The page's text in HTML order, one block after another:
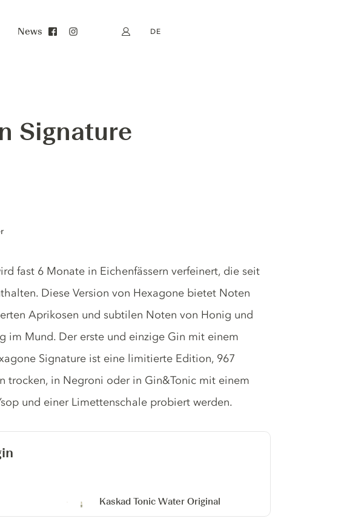
News Mein Konto
DE
Signature
fast 6 Monate in Eichenfässern verfeinert, die seit
Diese Version von Hexagone bietet Noten
Aprikosen und subtilen Noten von Honig und
im Mund. Der erste und einzige Gin mit einem
Signature ist eine limitierte Edition, 967
trocken, in Negroni oder in Gin&Tonic mit einem
und einer Limettenschale probiert werden.
Kaskad Tonic Water Original